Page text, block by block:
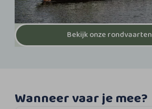
Bekijk onze rondvaarten
Wanneer vaar je mee?